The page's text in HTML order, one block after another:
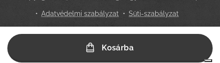
Kosárba
Adatvédelmi szabályzat Süti-szabályzat